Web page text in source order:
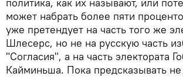
может набрать более пяти
уже претендует на часть того же
Шлесерс, но не на русскую часть
"Согласия", а на часть электората
Кайминьша. Пока предсказывать не